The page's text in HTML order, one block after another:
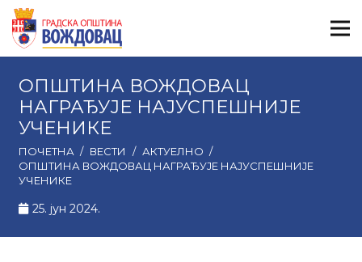
ОПШТИНА ВОЖДОВАЦ
НАГРАЂУЈЕ НАЈУСПЕШНИЈЕ
УЧЕНИКЕ
ПОЧЕТНА / ВЕСТИ / АКТУЕЛНО /
ОПШТИНА ВОЖДОВАЦ НАГРАЂУЈЕ НАЈУСПЕШНИЈЕ
УЧЕНИКЕ
25. јун 2024.